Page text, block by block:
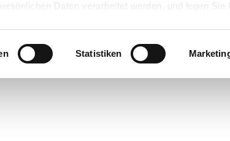
Daten verarbeitet werden, und legen Sie
Anzeigen zu personalisieren, Funktionen für
unsere Website zu analysieren. Außerdem geben
Website an unsere Partner für soziale Medien,
Statistiken